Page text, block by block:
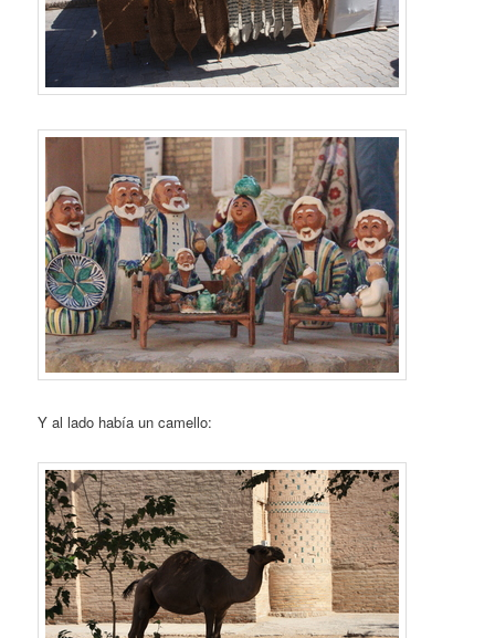
Y al lado había un camello: